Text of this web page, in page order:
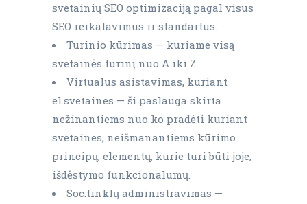
svetainių SEO optimizaciją pagal visus
SEO reikalavimus ir standartus.
Turinio kūrimas — kuriame visą
svetainės turinį nuo A iki Z.
Virtualus asistavimas, kuriant
el.svetaines — ši paslauga skirta
nežinantiems nuo ko pradėti kuriant
svetaines, neišmanantiems kūrimo
principų, elementų, kurie turi būti joje,
išdėstymo funkcionalumų.
Soc.tinklų administravimas —